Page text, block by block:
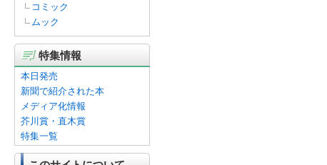
コミック
ムック
特集情報
本日発売
新聞で紹介された本
メディア化情報
芥川賞・直木賞
特集一覧